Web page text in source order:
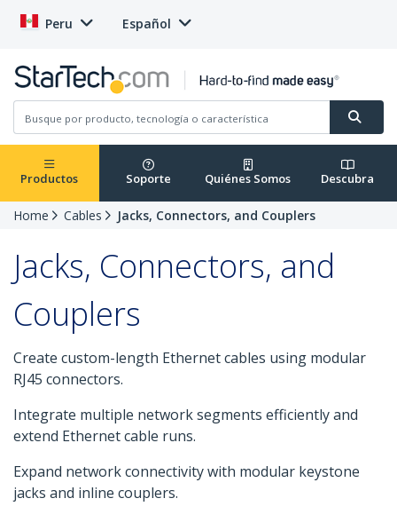
Peru Español
Productos Soporte Quiénes Somos Descubra
Home Cables Jacks, Connectors, and Couplers
Jacks, Connectors, and
Couplers
Create custom-length Ethernet cables using modular
RJ45 connectors.
Integrate multiple network segments efficiently and
extend Ethernet cable runs.
Expand network connectivity with modular keystone
jacks and inline couplers.